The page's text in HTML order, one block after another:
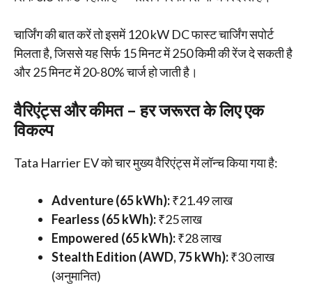
चार्जिंग की बात करें तो इसमें 120 kW DC फास्ट चार्जिंग सपोर्ट
मिलता है, जिससे यह सिर्फ 15 मिनट में 250 किमी की रेंज दे सकती है
और 25 मिनट में 20-80% चार्ज हो जाती है।
वैरिएंट्स और कीमत – हर जरूरत के लिए एक
विकल्प
Tata Harrier EV को चार मुख्य वैरिएंट्स में लॉन्च किया गया है:
Adventure (65 kWh):₹21.49 लाख
Fearless (65 kWh):₹25 लाख
Empowered (65 kWh):₹28 लाख
Stealth Edition (AWD, 75 kWh):₹30 लाख
(अनुमानित)